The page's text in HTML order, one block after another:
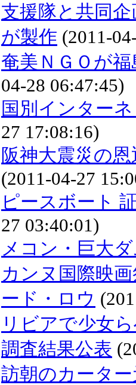
支援隊と共同
が製作 (2011-
奄美ＮＧＯが
04-28 06:47:45)
国別インター
27 17:08:16)
阪神大震災の
(2011-04-27
ピースボート
27 03:40:01)
メコン・巨大
カンヌ国際映
ード・ロウ
リビアで少女
調査結果公表
訪朝のカータ